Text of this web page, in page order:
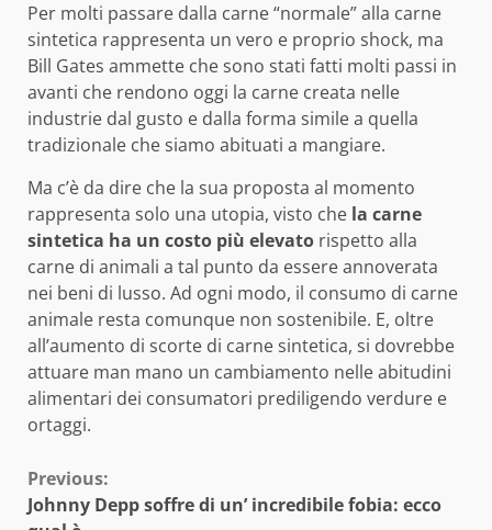
Per molti passare dalla carne “normale” alla carne
sintetica rappresenta un vero e proprio shock, ma
Bill Gates ammette che sono stati fatti molti passi in
avanti che rendono oggi la carne creata nelle
industrie dal gusto e dalla forma simile a quella
tradizionale che siamo abituati a mangiare.
Ma c’è da dire che la sua proposta al momento
rappresenta solo una utopia, visto che la carne
sintetica ha un costo più elevato rispetto alla
carne di animali a tal punto da essere annoverata
nei beni di lusso. Ad ogni modo, il consumo di carne
animale resta comunque non sostenibile. E, oltre
all’aumento di scorte di carne sintetica, si dovrebbe
attuare man mano un cambiamento nelle abitudini
alimentari dei consumatori prediligendo verdure e
ortaggi.
Continue
Previous:
Johnny Depp soffre di un’ incredibile fobia: ecco